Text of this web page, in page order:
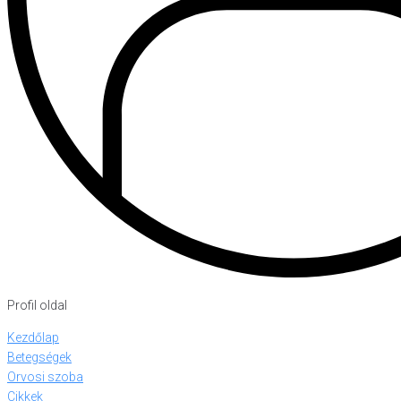
Profil oldal
Kezdőlap
Betegségek
Orvosi szoba
Cikkek